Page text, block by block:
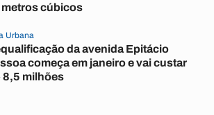
metros cúbicos
Urbana
da avenida Epitácio
começa em janeiro e vai custar
8,5 milhões